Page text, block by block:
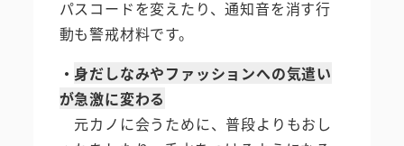
パスコードを変えたり、通知音を消す行
動も警戒材料です。
・ 身だしなみやファッションへの気遣い
が急激に変わる
元カノに会うために、普段よりもおし